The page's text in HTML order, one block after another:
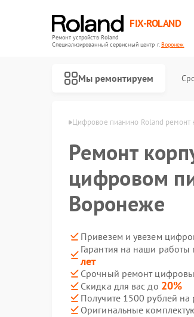
FIX-ROLAND
Ремонт устройств Roland
Специализированный cервисный центр г.Воронеж
Мы ремонтируем
Цифровое пианино Roland ремонт
Ремонт
цифровом
Воронеже
Привезем и увезем
Гарантия на наши
лет
Срочный ремонт
Скидка для вас до 20%
Получите 1500 рублей на
Оригинальные